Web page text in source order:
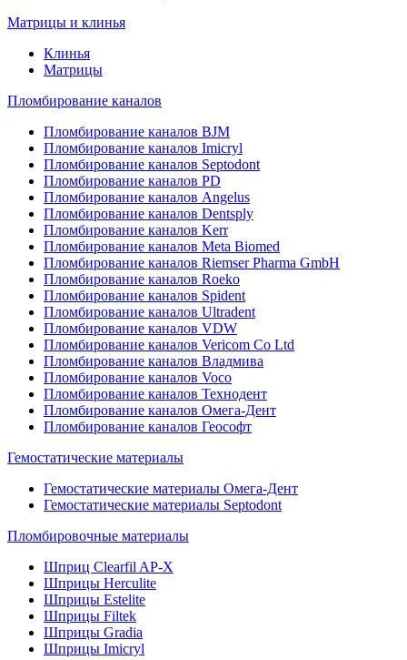
Матрицы и клинья
Клинья
Матрицы
Пломбирование каналов
Пломбирование каналов BJM
Пломбирование каналов Imicryl
Пломбирование каналов Septodont
Пломбирование каналов PD
Пломбирование каналов Angelus
Пломбирование каналов Dentsply
Пломбирование каналов Kerr
Пломбирование каналов Meta Biomed
Пломбирование каналов Riemser Pharma GmbH
Пломбирование каналов Roeko
Пломбирование каналов Spident
Пломбирование каналов Ultradent
Пломбирование каналов VDW
Пломбирование каналов Vericom Co Ltd
Пломбирование каналов Владмива
Пломбирование каналов Voco
Пломбирование каналов Технодент
Пломбирование каналов Омега-Дент
Пломбирование каналов Геософт
Гемостатические материалы
Гемостатические материалы Омега-Дент
Гемостатические материалы Septodont
Пломбировочные материалы
Шприц Clearfil AP-X
Шприцы Herculite
Шприцы Estelite
Шприцы Filtek
Шприцы Gradia
Шприцы Imicryl